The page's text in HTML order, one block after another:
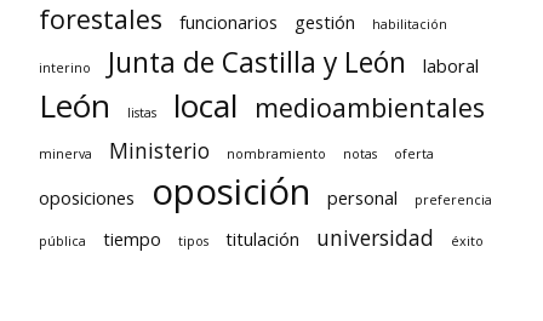
forestales funcionarios gestión habilitación
interino Junta de Castilla y León laboral
León listas local medioambientales
minerva Ministerio nombramiento notas oferta
oposiciones oposición personal preferencia
pública tiempo tipos titulación universidad éxito